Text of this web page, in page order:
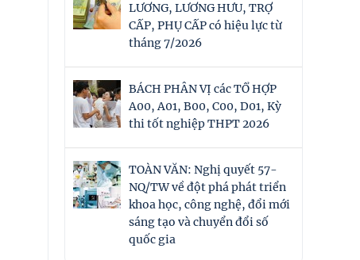
LƯƠNG, LƯƠNG HƯU, TRỢ
CẤP, PHỤ CẤP có hiệu lực từ
tháng 7/2026
BÁCH PHÂN VỊ các TỔ HỢP
A00, A01, B00, C00, D01, Kỳ
thi tốt nghiệp THPT 2026
TOÀN VĂN: Nghị quyết 57-
NQ/TW về đột phá phát triển
khoa học, công nghệ, đổi mới
sáng tạo và chuyển đổi số
quốc gia